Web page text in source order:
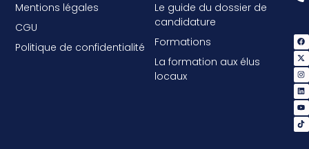
Le guide du dossier de
candidature
Formations
La formation aux élus
locaux
Mentions légales
CGU
Politique de confidentialité